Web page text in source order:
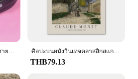
ใหม่ Crocs CLASSIC Clog ผู้ชายผู้หญิงรองเท้าแตะลําลอง Unisex ปิดนิ้วเท้า SLIP-Ons กลางแจ้งคู่รองเท้าชายหาดระบายอากาศ ศิลปะบนผนังวินเทจคลาสสิกสแกนดิเนเวียนแอบสแตรกโมเนตโปสเตอร์ผ้าใบลายพิมพ์ HD hiasan kamar นั่งเล่นห้องนอนบ้าน
THB79.13